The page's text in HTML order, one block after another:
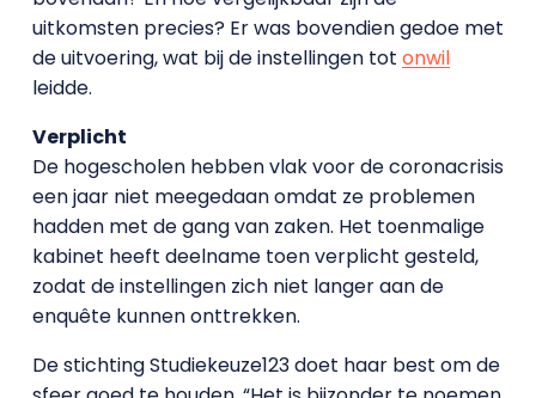
uitkomsten precies? Er was bovendien gedoe met
de uitvoering, wat bij de instellingen tot onwil
leidde.
Verplicht
De hogescholen hebben vlak voor de coronacrisis
een jaar niet meegedaan omdat ze problemen
hadden met de gang van zaken. Het toenmalige
kabinet heeft deelname toen verplicht gesteld,
zodat de instellingen zich niet langer aan de
enquête kunnen onttrekken.
De stichting Studiekeuze123 doet haar best om de